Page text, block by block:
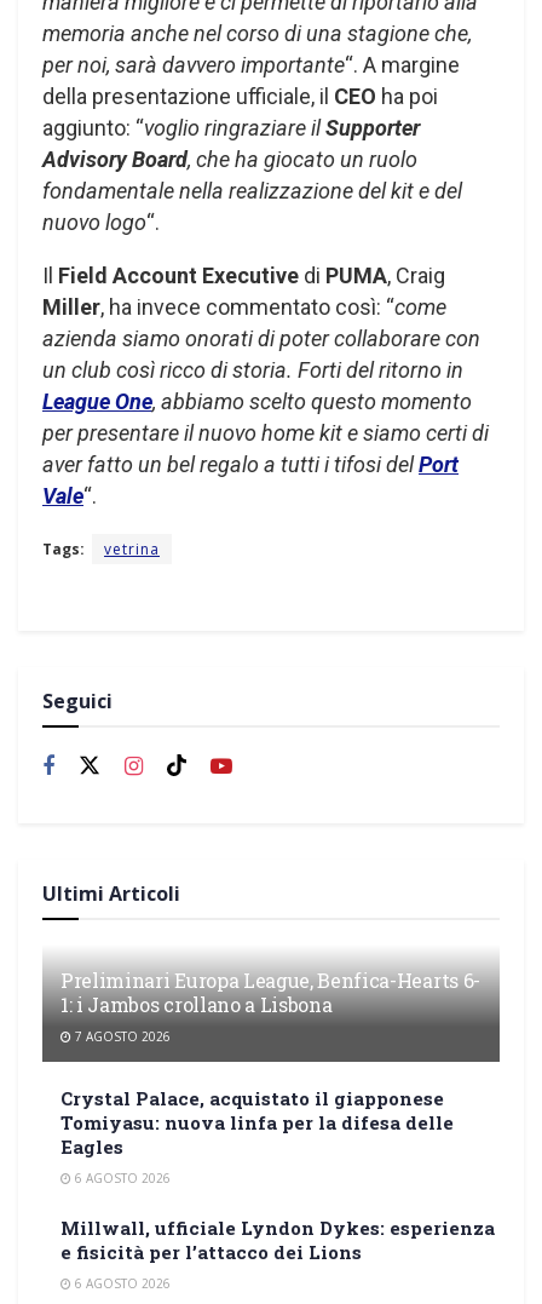
memoria anche nel corso di una stagione che,
per noi, sarà davvero importante“. A margine
della presentazione ufficiale, il CEO ha poi
aggiunto: “voglio ringraziare ilSupporter
Advisory Board, che ha giocato un ruolo
fondamentale nella realizzazione del kit e del
nuovo logo“.
Il Field Account Executive di PUMA, Craig
Miller, ha invece commentato così: “come
azienda siamo onorati di poter collaborare con
un club così ricco di storia. Forti del ritorno in
League One, abbiamo scelto questo momento
per presentare il nuovo home kit e siamo certi di
aver fatto un bel regalo a tutti i tifosi delPort
Vale“.
Tags: vetrina
Seguici
Ultimi Articoli
Preliminari Europa League, Benfica-Hearts 6-
1: i Jambos crollano a Lisbona
7 AGOSTO 2026
Crystal Palace, acquistato il giapponese
Tomiyasu: nuova linfa per la difesa delle
Eagles
6 AGOSTO 2026
Millwall, ufficiale Lyndon Dykes: esperienza
e fisicità per l’attacco dei Lions
6 AGOSTO 2026